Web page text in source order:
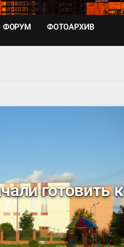
ФОРУМ ФОТОАРХИВ
готовить к